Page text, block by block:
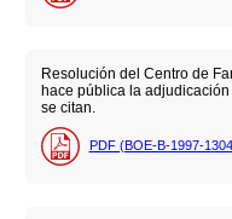
Resolución del Centro de
hace pública la
se citan.
PDF (BOE-B-1997-